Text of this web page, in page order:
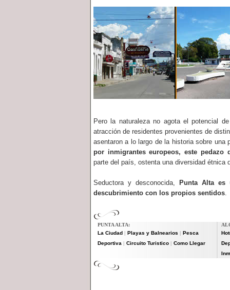
Pero la naturaleza no agota el potencial
atracción de residentes provenientes de
asentaron a lo largo de la historia sobre una
por inmigrantes europeos, este pedazo
parte del país, ostenta una diversidad étnica
Seductora y desconocida,
Punta Alta es
descubrimiento con los propios sentidos.
PUNTA ALTA:
La Ciudad
Playas y Balnearios
Pesca
Deportiva
Circuito Turistico Como Llegar